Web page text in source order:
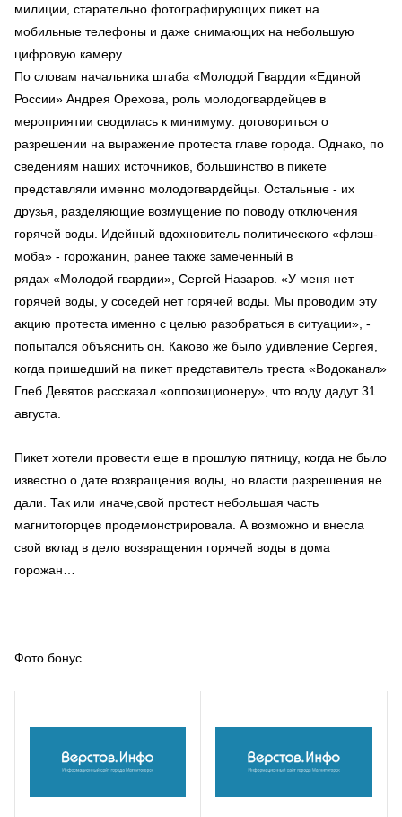
милиции, старательно фотографирующих пикет на
мобильные телефоны и даже снимающих на небольшую
цифровую камеру.
По словам начальника штаба «Молодой Гвардии «Единой
России» Андрея Орехова, роль молодогвардейцев в
мероприятии сводилась к минимуму: договориться о
разрешении на выражение протеста главе города. Однако, по
сведениям наших источников, большинство в пикете
представляли именно молодогвардейцы. Остальные - их
друзья, разделяющие возмущение по поводу отключения
горячей воды. Идейный вдохновитель политического «флэш-
моба» - горожанин, ранее также замеченный в
рядах «Молодой гвардии», Сергей Назаров. «У меня нет
горячей воды, у соседей нет горячей воды. Мы проводим эту
акцию протеста именно с целью разобраться в ситуации», -
попытался объяснить он. Каково же было удивление Сергея,
когда пришедший на пикет представитель треста «Водоканал»
Глеб Девятов рассказал «оппозиционеру», что воду дадут 31
августа.
Пикет хотели провести еще в прошлую пятницу, когда не было
известно о дате возвращения воды, но власти разрешения не
дали. Так или иначе,свой протест небольшая часть
магнитогорцев продемонстрировала. А возможно и внесла
свой вклад в дело возвращения горячей воды в дома
горожан…
Фото бонус